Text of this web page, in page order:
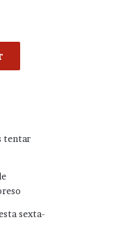
tentar
sexta-